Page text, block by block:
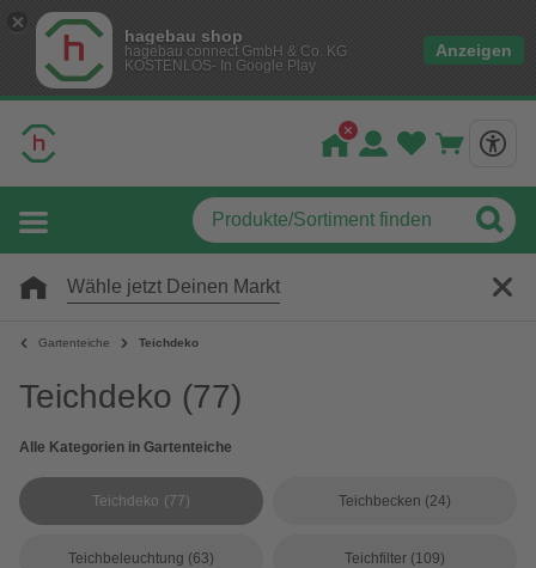
hagebau shop
hagebau connect GmbH & Co. KG
KOSTENLOS- In Google Play
Anzeigen
Wähle jetzt Deinen Markt
Gartenteiche Teichdeko
Teichdeko (77)
Alle Kategorien in Gartenteiche
Teichdeko (77) Teichbecken (24)
Teichbeleuchtung (63) Teichfilter (109)